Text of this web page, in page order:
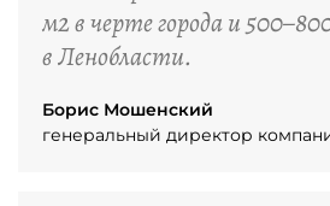
м2 в черте города и
в Ленобласти.
Борис Мошенский
генеральный директор